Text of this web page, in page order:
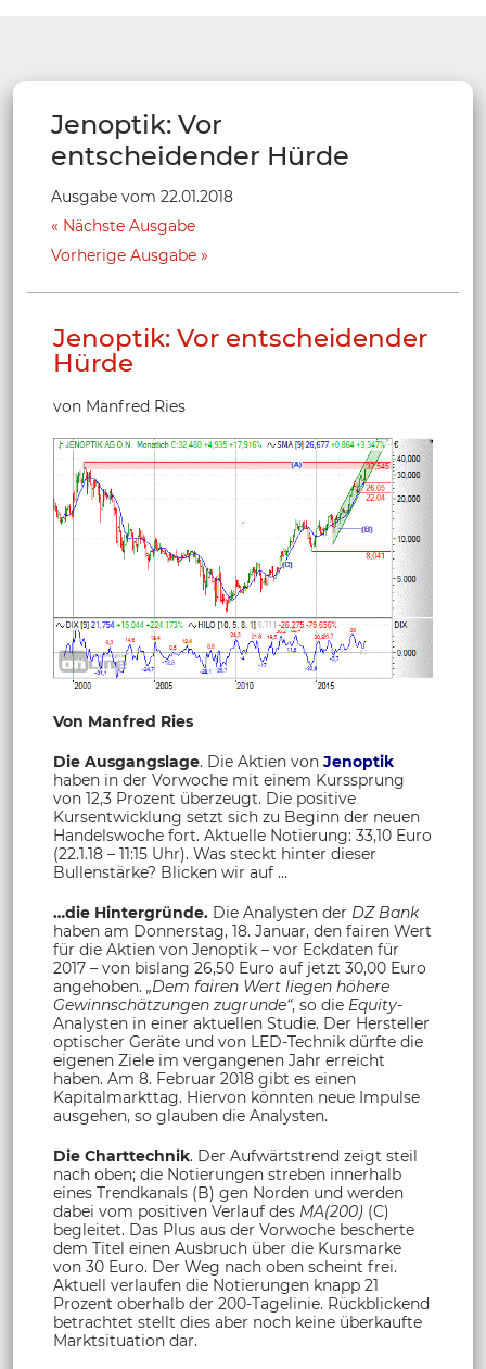
Jenoptik: Vor
entscheidender Hürde
Ausgabe vom 22.01.2018
Nächste Ausgabe
Vorherige Ausgabe
Jenoptik: Vor entscheidender
Hürde
von Manfred Ries
Von Manfred Ries
Die Ausgangslage. Die Aktien von Jenoptik
haben in der Vorwoche mit einem Kurssprung
von 12,3 Prozent überzeugt. Die positive
Kursentwicklung setzt sich zu Beginn der neuen
Handelswoche fort. Aktuelle Notierung: 33,10 Euro
(22.1.18 – 11:15 Uhr). Was steckt hinter dieser
Bullenstärke? Blicken wir auf …
…die Hintergründe. Die Analysten der DZ Bank
haben am Donnerstag, 18. Januar, den fairen Wert
für die Aktien von Jenoptik – vor Eckdaten für
2017 – von bislang 26,50 Euro auf jetzt 30,00 Euro
angehoben. „Dem fairen Wert liegen höhere
Gewinnschätzungen zugrunde“, so die Equity-
Analysten in einer aktuellen Studie. Der Hersteller
optischer Geräte und von LED-Technik dürfte die
eigenen Ziele im vergangenen Jahr erreicht
haben. Am 8. Februar 2018 gibt es einen
Kapitalmarkttag. Hiervon könnten neue Impulse
ausgehen, so glauben die Analysten.
Die Charttechnik. Der Aufwärtstrend zeigt steil
nach oben; die Notierungen streben innerhalb
eines Trendkanals (B) gen Norden und werden
dabei vom positiven Verlauf des MA(200) (C)
begleitet. Das Plus aus der Vorwoche bescherte
dem Titel einen Ausbruch über die Kursmarke
von 30 Euro. Der Weg nach oben scheint frei.
Aktuell verlaufen die Notierungen knapp 21
Prozent oberhalb der 200-Tagelinie. Rückblickend
betrachtet stellt dies aber noch keine überkaufte
Marktsituation dar.